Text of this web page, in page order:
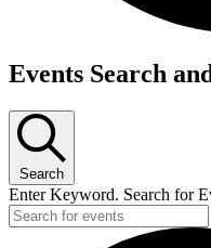
Events Search
Search
Enter Keyword. Search for